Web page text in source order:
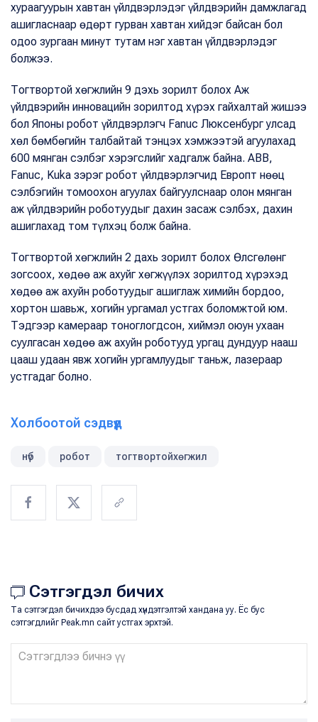
хураагуурын хавтан үйлдвэрлэдэг үйлдвэрийн дамжлагад
ашигласнаар өдөрт гурван хавтан хийдэг байсан бол
одоо зургаан минут тутам нэг хавтан үйлдвэрлэдэг
болжээ.
Тогтвортой хөгжлийн 9 дэхь зорилт болох Аж
үйлдвэрийн инновацийн зорилтод хүрэх гайхалтай жишээ
бол Японы робот үйлдвэрлэгч Fanuc Люксенбург улсад
хөл бөмбөгийн талбайтай тэнцэх хэмжээтэй агуулахад
600 мянган сэлбэг хэрэгслийг хадгалж байна. ABB,
Fanuc, Kuka зэрэг робот үйлдвэрлэгчид Европт нөөц
сэлбэгийн томоохон агуулах байгуулснаар олон мянган
аж үйлдвэрийн роботуудыг дахин засаж сэлбэх, дахин
ашиглахад том түлхэц болж байна.
Тогтвортой хөгжлийн 2 дахь зорилт болох Өлсгөлөнг
зогсоох, хөдөө аж ахуйг хөгжүүлэх зорилтод хүрэхэд
хөдөө аж ахуйн роботуудыг ашиглаж химийн бордоо,
хортон шавьж, хогийн ургамал устгах боломжтой юм.
Тэдгээр камераар тоноглогдсон, хиймэл оюун ухаан
суулгасан хөдөө аж ахуйн роботууд ургац дундуур нааш
цааш удаан явж хогийн ургамлуудыг таньж, лазераар
устгадаг болно.
Холбоотой сэдвүүд
нүб робот тогтвортойхөгжил
Сэтгэгдэл бичих
Та сэтгэгдэл бичихдээ бусдад хүндэтгэлтэй хандана уу. Ёс бус
сэтгэгдлийг Peak.mn сайт устгах эрхтэй.